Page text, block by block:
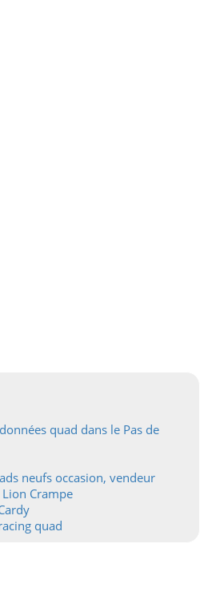
quad dans le Pas de
neufs occasion, vendeur
Crampe
quad